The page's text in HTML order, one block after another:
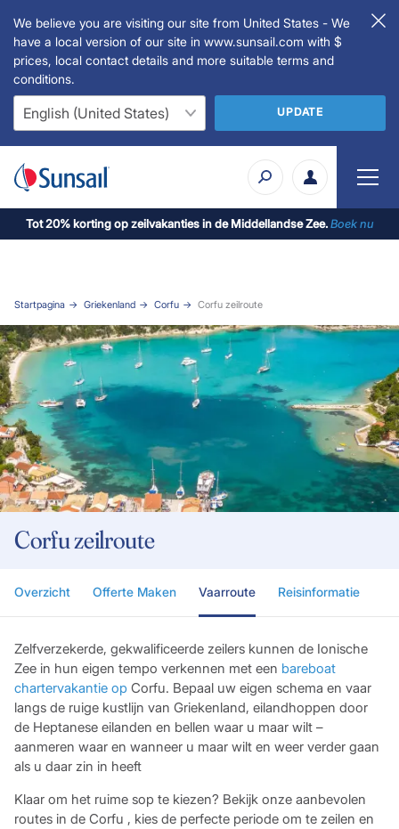
We believe you are visiting our site from United States - We
have a local version of our site in www.sunsail.com with $
prices, local contact details and more suitable terms and
conditions.
UPDATE
Tot 20% korting op zeilvakanties in de Middellandse Zee.Boek nu
Startpagina Griekenland Corfu Corfu zeilroute
Corfu zeilroute
Overzicht Offerte Maken Vaarroute Reisinformatie
Zelfverzekerde, gekwalificeerde zeilers kunnen de Ionische
Zee in hun eigen tempo verkennen met een bareboat
chartervakantie op Corfu. Bepaal uw eigen schema en vaar
langs de ruige kustlijn van Griekenland, eilandhoppen door
de Heptanese eilanden en bellen waar u maar wilt –
aanmeren waar en wanneer u maar wilt en weer verder gaan
als u daar zin in heeft
Klaar om het ruime sop te kiezen? Bekijk onze aanbevolen
routes in de Corfu , kies de perfecte periode om te zeilen en